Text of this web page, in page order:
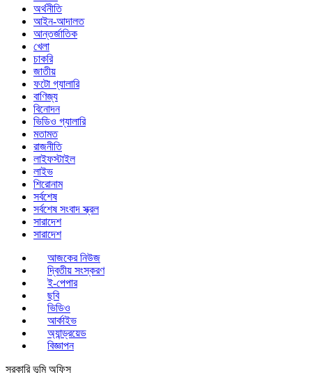
অর্থনীতি
আইন-আদালত
আন্তর্জাতিক
খেলা
চাকরি
জাতীয়
ফটো গ্যালারি
বাণিজ্য
বিনোদন
ভিডিও গ্যালারি
মতামত
রাজনীতি
লাইফস্টাইল
লাইভ
শিরোনাম
সর্বশেষ
সর্বশেষ সংবাদ স্ক্রল
সারাদেশ
সারাদেশ
আজকের নিউজ
দ্বিতীয় সংস্করণ
ই-পেপার
ছবি
ভিডিও
আর্কাইভ
অ্যান্ড্রয়েড
বিজ্ঞাপন
সরকারি ভূমি অফিস